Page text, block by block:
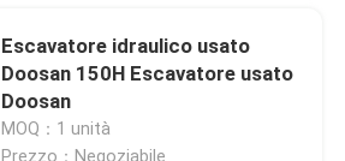
Escavatore idraulico usato
Doosan 150H Escavatore usato
Doosan
MOQ：1 unità
Prezzo：Negoziabile